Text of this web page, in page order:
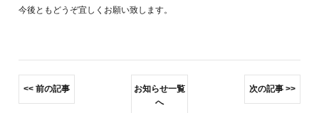
今後ともどうぞ宜しくお願い致します。
前の記事
お知らせ一覧
へ
次の記事